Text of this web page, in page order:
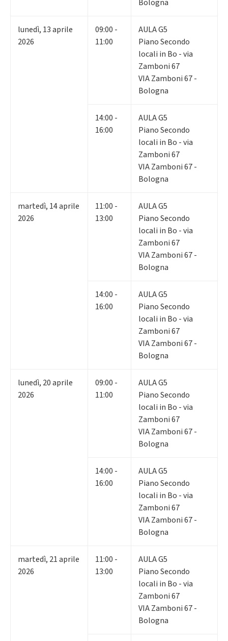
Bologna
lunedì, 13aprile
2026
09:00 -
11:00
AULA G5
Piano Secondo
locali in Bo - via
Zamboni 67
VIA Zamboni 67 -
Bologna
14:00 -
16:00
AULA G5
Piano Secondo
locali in Bo - via
Zamboni 67
VIA Zamboni 67 -
Bologna
martedì, 14aprile
2026
11:00 -
13:00
AULA G5
Piano Secondo
locali in Bo - via
Zamboni 67
VIA Zamboni 67 -
Bologna
14:00 -
16:00
AULA G5
Piano Secondo
locali in Bo - via
Zamboni 67
VIA Zamboni 67 -
Bologna
lunedì, 20aprile
2026
09:00 -
11:00
AULA G5
Piano Secondo
locali in Bo - via
Zamboni 67
VIA Zamboni 67 -
Bologna
14:00 -
16:00
AULA G5
Piano Secondo
locali in Bo - via
Zamboni 67
VIA Zamboni 67 -
Bologna
martedì, 21aprile
2026
11:00 -
13:00
AULA G5
Piano Secondo
locali in Bo - via
Zamboni 67
VIA Zamboni 67 -
Bologna